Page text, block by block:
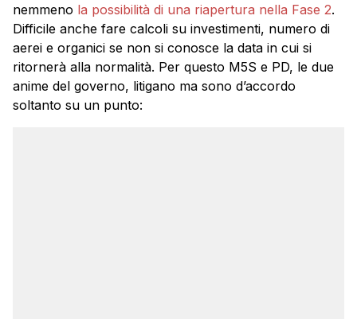
nemmeno la possibilità di una riapertura nella Fase 2.
Difficile anche fare calcoli su investimenti, numero di
aerei e organici se non si conosce la data in cui si
ritornerà alla normalità. Per questo M5S e PD, le due
anime del governo, litigano ma sono d’accordo
soltanto su un punto: